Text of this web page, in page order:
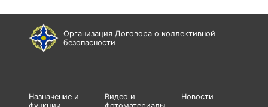
Организация Договора о коллективной
безопасности
Назначение и
Видео и
Новости